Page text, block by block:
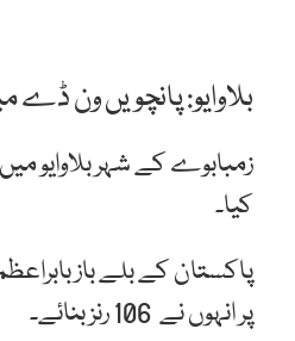
بلاوایو: پانچویں ون ڈے میں
زمبابوے کے شہر بلاوایو
کیا۔
پر انہوں نے 106 رنز بنائے۔